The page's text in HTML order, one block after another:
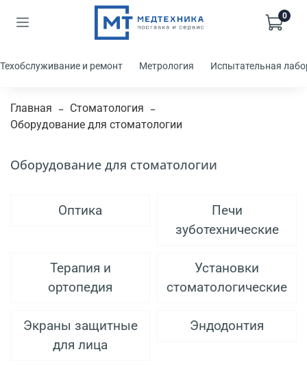
0
Техобслуживание и ремонт Метрология Испытательная
Главная
Стоматология
Оборудование для стоматологии
Оборудование для стоматологии
Оптика
Печи
зуботехнические
Терапия и
ортопедия
Установки
стоматологические
Экраны защитные
для лица
Эндодонтия